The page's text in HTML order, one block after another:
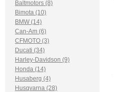
Baltmotors (8)
Bimota (10)
BMW (14)
Can-Am (6)
CFMOTO (3)
Ducati (34)
Harley-Davidson (9)
Honda (14)
Husaberg (4)
Husqvarna (28)